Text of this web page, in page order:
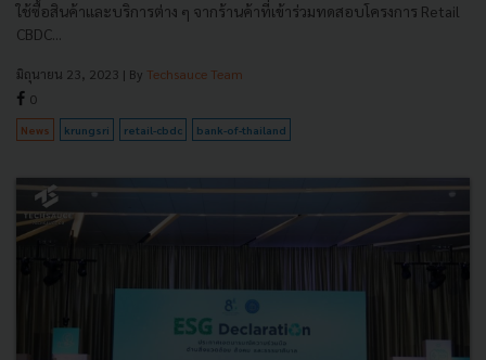
ใช้ซื้อสินค้าและบริการต่าง ๆ จากร้านค้าที่เข้าร่วมทดสอบโครงการ Retail
CBDC...
มิถุนายน 23, 2023 | By Techsauce Team
0
News krungsri retail-cbdc bank-of-thailand